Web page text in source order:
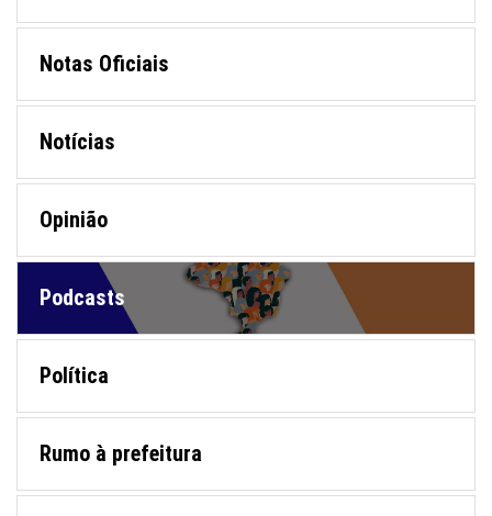
Notas Oficiais
Notícias
Opinião
Podcasts
Política
Rumo à prefeitura